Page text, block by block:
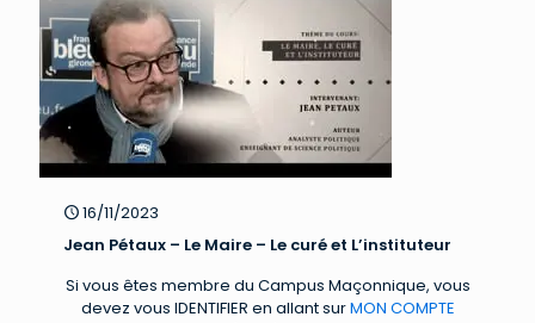
16/11/2023
Jean Pétaux – Le Maire – Le curé et L’instituteur
Si vous êtes membre du Campus Maçonnique, vous
devez vous IDENTIFIER en allant surMON COMPTE